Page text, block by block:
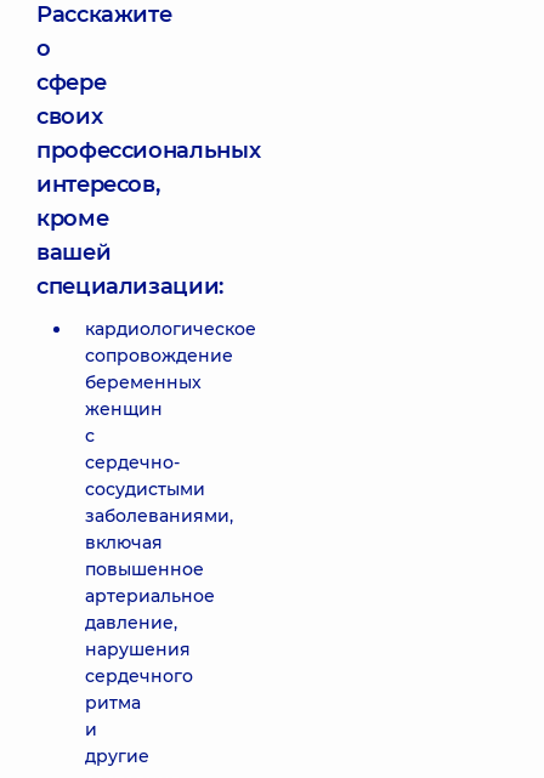
Расскажите
о
сфере
своих
профессиональных
интересов,
кроме
вашей
специализации:
кардиологическое
сопровождение
беременных
женщин
с
сердечно-
сосудистыми
заболеваниями,
включая
повышенное
артериальное
давление,
нарушения
сердечного
ритма
и
другие